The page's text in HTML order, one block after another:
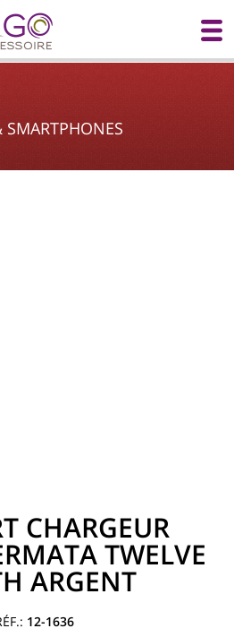
SMARTPHONES
CHARGEUR
TWELVE
ARGENT
12-1636